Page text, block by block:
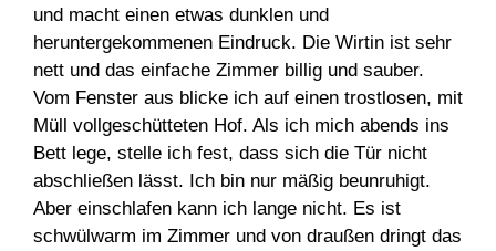
und macht einen etwas dunklen und
heruntergekommenen Eindruck. Die Wirtin ist sehr
nett und das einfache Zimmer billig und sauber.
Vom Fenster aus blicke ich auf einen trostlosen, mit
Müll vollgeschütteten Hof. Als ich mich abends ins
Bett lege, stelle ich fest, dass sich die Tür nicht
abschließen lässt. Ich bin nur mäßig beunruhigt.
Aber einschlafen kann ich lange nicht. Es ist
schwülwarm im Zimmer und von draußen dringt das